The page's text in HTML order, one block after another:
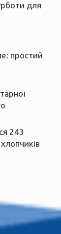
для
простий
243